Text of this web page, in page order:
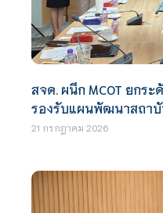
สจด. ผนึก MCOT ยกร
รองรับแผนพัฒนาสถา
21 กรกฎาคม 2026